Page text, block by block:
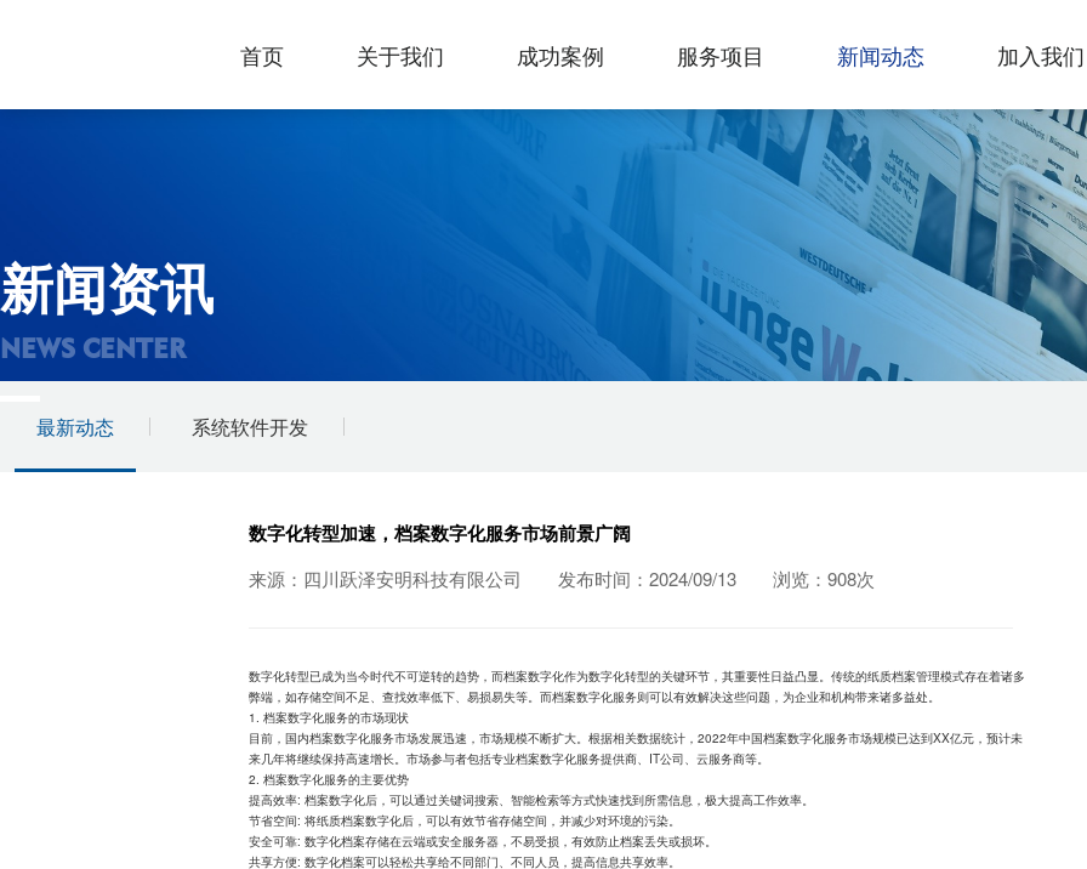
首页 关于我们 成功案例 服务项目 新闻动态 加入我们
新闻资讯
NEWS CENTER
最新动态 系统软件开发
数字化转型加速，档案数字化服务市场前景广阔
来源：四川跃泽安明科技有限公司 发布时间：2024/09/13 浏览：908次
数字化转型已成为当今时代不可逆转的趋势，而档案数字化作为数字化转型的关键环节，其重要性日益凸显。传统的纸质档案管理模式存在着诸多
弊端，如存储空间不足、查找效率低下、易损易失等。而档案数字化服务则可以有效解决这些问题，为企业和机构带来诸多益处。
1. 档案数字化服务的市场现状
目前，国内档案数字化服务市场发展迅速，市场规模不断扩大。根据相关数据统计，2022年中国档案数字化服务市场规模已达到XX亿元，预计未
来几年将继续保持高速增长。市场参与者包括专业档案数字化服务提供商、IT公司、云服务商等。
2. 档案数字化服务的主要优势
提高效率: 档案数字化后，可以通过关键词搜索、智能检索等方式快速找到所需信息，极大提高工作效率。
节省空间: 将纸质档案数字化后，可以有效节省存储空间，并减少对环境的污染。
安全可靠: 数字化档案存储在云端或安全服务器，不易受损，有效防止档案丢失或损坏。
共享方便: 数字化档案可以轻松共享给不同部门、不同人员，提高信息共享效率。